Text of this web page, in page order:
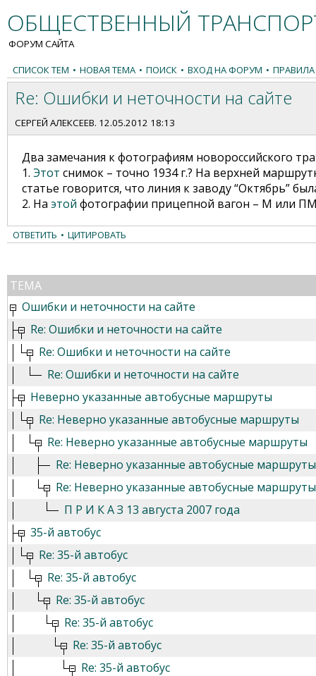
ОБЩЕСТВЕННЫЙ
ФОРУМ САЙТА
СПИСОК ТЕМ • НОВАЯ ТЕМА • ПОИСК • ВХОД НА ФОРУМ •
Re: Ошибки и неточности на сайте
СЕРГЕЙ АЛЕКСЕЕВ. 12.05.2012 18:13
Два замечания к фотографиям новороссийского
1. Этот снимок – точно 1934 г.? На верхней
статье говорится, что линия к заводу “Октябрь”
2. На этой фотографии прицепной вагон – М или
ОТВЕТИТЬ • ЦИТИРОВАТЬ
ТЕМА
Ошибки и неточности на сайте
Re: Ошибки и неточности на сайте
Re: Ошибки и неточности на сайте
Re: Ошибки и неточности на сайте
Неверно указанные автобусные маршруты
Re: Неверно указанные автобусные маршруты
Re: Неверно указанные автобусные маршруты
Re: Неверно указанные автобусные маршруты
Re: Неверно указанные автобусные маршруты
П Р И К А З 13 августа 2007 года
35-й автобус
Re: 35-й автобус
Re: 35-й автобус
Re: 35-й автобус
Re: 35-й автобус
Re: 35-й автобус
Re: 35-й автобус